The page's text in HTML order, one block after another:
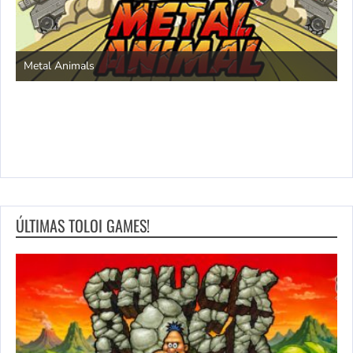
Metal Animals
ÚLTIMAS TOLOI GAMES!